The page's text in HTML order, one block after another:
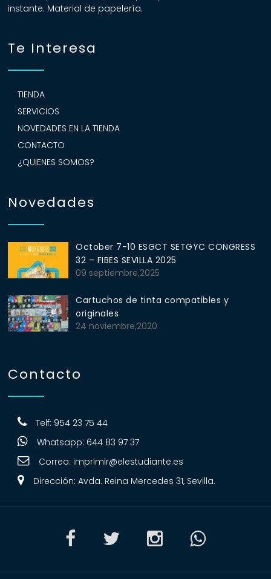
instante. Material de papelería.
Te Interesa
TIENDA
SERVICIOS
NOVEDADES EN LA TIENDA
CONTACTO
¿QUIENES SOMOS?
Novedades
October 7-10 ESGCT SETGYC CONGRESS
32 – FIBES SEVILLA 2025
09 septiembre,2025
Cartuchos de tinta compatibles y
originales
24 noviembre,2020
Contacto
Telf: 954 23 75 44
Whatsapp: 644 83 97 37
Correo: imprimir@elestudiante.es
Dirección: Avda. Reina Mercedes 31, Sevilla.